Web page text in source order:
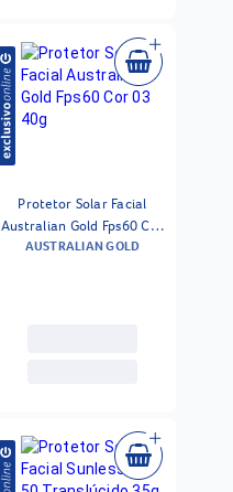
Protetor Solar Facial
Australian Gold Fps60 Cor
03 40g
AUSTRALIAN GOLD